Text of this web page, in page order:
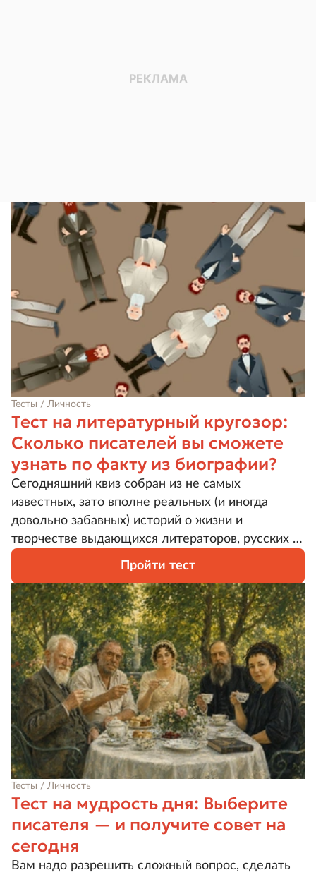
Тесты / Личность
Тест на литературный кругозор:
Сколько писателей вы сможете
узнать по факту из биографии?
Сегодняшний квиз собран из не самых
известных, зато вполне реальных (и иногда
довольно забавных) историй о жизни и
творчестве выдающихся литераторов, русских и
зарубежных. Некоторые из перечисленных
фактов настолько неожиданны, что вам
придется тщательно взвешивать все за и против,
чтобы не отправиться по ложному следу и
правильно понять, с каким именно писателем
связано каждое из упомянутых тут
обстоятельств.
Пройти тест
Тесты / Личность
Тест на мудрость дня: Выберите
писателя — и получите совет на
сегодня
Вам надо разрешить сложный вопрос, сделать